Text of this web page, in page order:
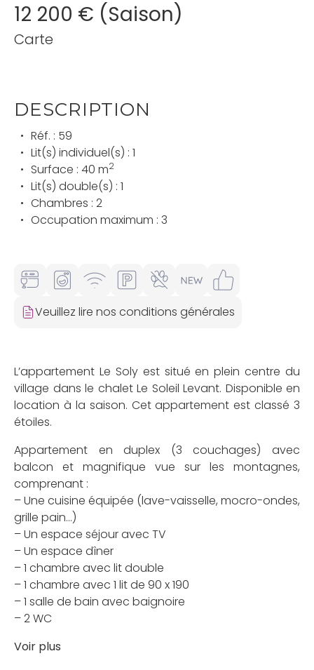
DESCRIPTION
Réf. : 59
Lit(s) individuel(s) : 1
Surface : 40 m2
Lit(s) double(s) : 1
Chambres : 2
Occupation maximum : 3
Veuillez lire nos conditions générales
L’appartement Le Soly est situé en plein centre du
village dans le chalet Le Soleil Levant. Disponible en
location à la saison. Cet appartement est classé 3
étoiles.
Appartement en duplex (3 couchages) avec
balcon et magnifique vue sur les montagnes,
comprenant :
– Une cuisine équipée (lave-vaisselle, mocro-ondes,
grille pain…)
– Un espace séjour avec TV
– Un espace dîner
– 1 chambre avec lit double
– 1 chambre avec 1 lit de 90 x 190
– 1 salle de bain avec baignoire
– 2 WC
Voir plus
12 200 € (Saison)
Carte